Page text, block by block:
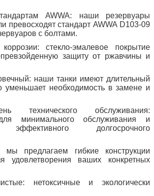
AWWA: наши резервуары
превосходят стандарт AWWA D103-09
с болтами.
стекло-эмалевое покрытие
защиту от ржавчины и
наши танки имеют длительный
уменьшает необходимость в замене и
технического обслуживания:
минимального обслуживания и
эффективного долгосрочного
мы предлагаем гибкие конструкции
удовлетворения ваших конкретных
нетоксичные и экологически